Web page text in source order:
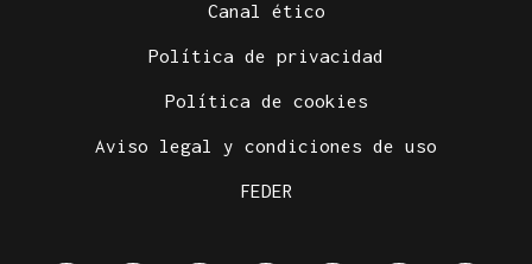
Canal ético
Política de privacidad
Política de cookies
Aviso legal y condiciones de uso
FEDER